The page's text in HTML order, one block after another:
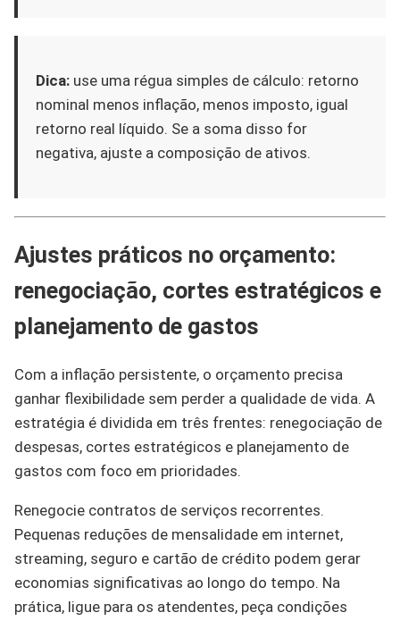
Dica: use uma régua simples de cálculo: retorno
nominal menos inflação, menos imposto, igual
retorno real líquido. Se a soma disso for
negativa, ajuste a composição de ativos.
Ajustes práticos no orçamento:
renegociação, cortes estratégicos e
planejamento de gastos
Com a inflação persistente, o orçamento precisa
ganhar flexibilidade sem perder a qualidade de vida. A
estratégia é dividida em três frentes: renegociação de
despesas, cortes estratégicos e planejamento de
gastos com foco em prioridades.
Renegocie contratos de serviços recorrentes.
Pequenas reduções de mensalidade em internet,
streaming, seguro e cartão de crédito podem gerar
economias significativas ao longo do tempo. Na
prática, ligue para os atendentes, peça condições